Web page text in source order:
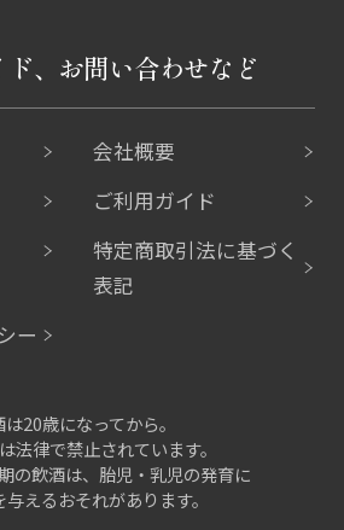
ド、お問い合わせなど
会社概要
ご利用ガイド
特定商取引法に基づく
表記
ー
は20歳になってから。
法律で禁止されています。
の飲酒は、胎児・乳児の発育に
えるおそれがあります。